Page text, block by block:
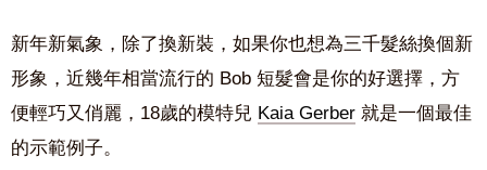
新年新氣象，除了換新裝，如果你也想為三千髮絲換個新
形象，近幾年相當流行的 Bob 短髮會是你的好選擇，方
便輕巧又俏麗，18歲的模特兒 Kaia Gerber 就是一個最佳
的示範例子。